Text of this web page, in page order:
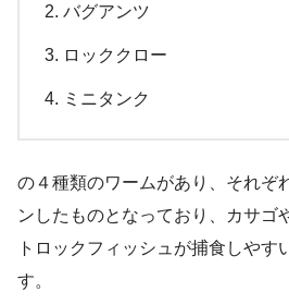
バグアンツ
ロッククロー
ミニタンク
の４種類のワームがあり、それぞ
ンしたものとなっており、カサゴ
トロックフィッシュが捕食しやす
す。